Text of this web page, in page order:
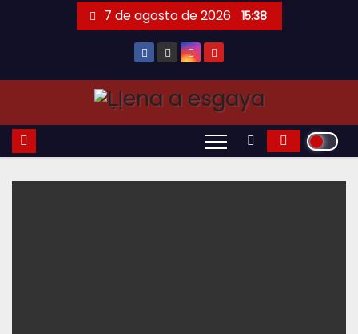
7 de agosto de 2026 15:38